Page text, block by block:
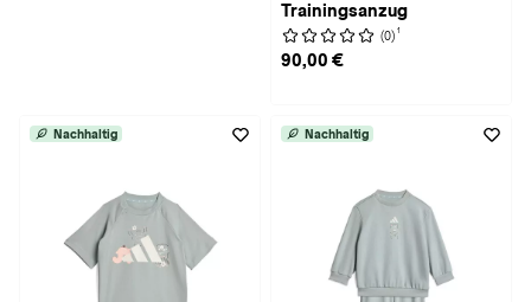
Trainingsanzug
(0) 1
90,00 €
Nachhaltig Nachhaltig